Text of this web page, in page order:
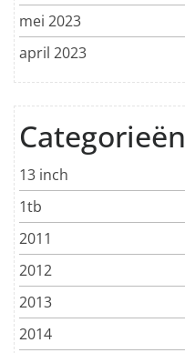
mei 2023
april 2023
Categorieën
13 inch
1tb
2011
2012
2013
2014